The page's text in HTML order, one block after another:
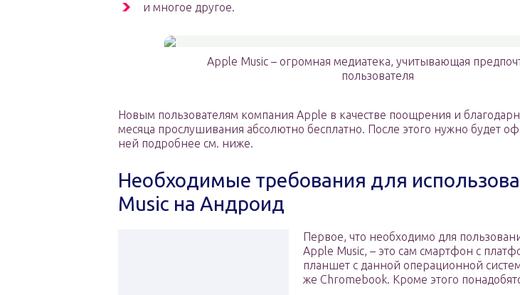
и многое другое.
Apple Music – огромная медиатека, учитывающая
пользователя
Новым пользователям компания Apple в качестве поощрения и
месяца прослушивания абсолютно бесплатно. После этого нужно будет
ней подробнее см. ниже.
Необходимые требования для
Music на Андроид
Первое, что необходимо для
Apple Music, – это сам смартфон с
планшет с данной операционной
же Chromebook. Кроме этого